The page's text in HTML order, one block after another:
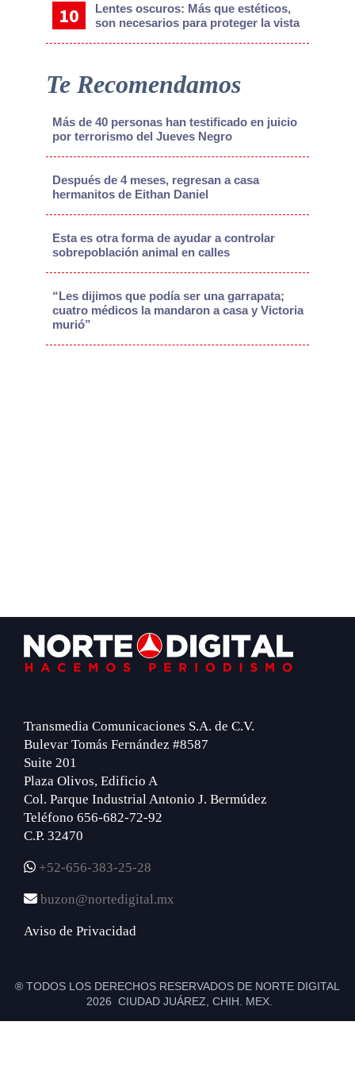
Lentes oscuros: Más que estéticos,
son necesarios para proteger la vista
Te Recomendamos
Más de 40 personas han testificado en juicio
por terrorismo del Jueves Negro
Después de 4 meses, regresan a casa
hermanitos de Eithan Daniel
Esta es otra forma de ayudar a controlar
sobrepoblación animal en calles
“Les dijimos que podía ser una garrapata;
cuatro médicos la mandaron a casa y Victoria
murió”
Footer
Transmedia Comunicaciones S.A. de C.V.
Bulevar Tomás Fernández #8587
Suite 201
Plaza Olivos, Edificio A
Col. Parque Industrial Antonio J. Bermúdez
Teléfono 656-682-72-92
C.P. 32470
+52-656-383-25-28
buzon@nortedigital.mx
Aviso de Privacidad
® TODOS LOS DERECHOS RESERVADOS DE NORTE DIGITAL
2026 CIUDAD JUÁREZ, CHIH. MEX.